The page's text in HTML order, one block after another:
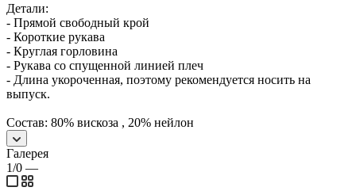
Детали:
- Прямой свободный крой
- Короткие рукава
- Круглая горловина
- Рукава со спущенной линией плеч
- Длина укороченная, поэтому рекомендуется носить на
выпуск.
Состав: 80% вискоза , 20% нейлон
Галерея
1/0 —